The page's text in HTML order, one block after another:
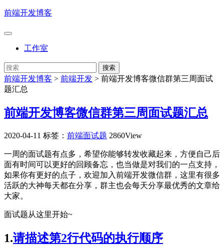
前端开发博客
工作室
前端开发博客 > 前端开发 > 前端开发博客微信群第三周面试
题汇总
前端开发博客微信群第三周面试题汇总
2020-04-11 标签： 前端面试题 2860View
一周的面试题有点多，希望你能够转发收藏起来，方便自己后
面有时间可以更好的回顾备忘，也当做是对我们的一点支持，
如果你有更好的点子，欢迎加入前端开发微信群，这里有很多
活跃的大神每天都在分享，群主也会每天分享最优秀的文章给
大家。
面试题从这里开始~
1.请描述第2行代码的执行顺序